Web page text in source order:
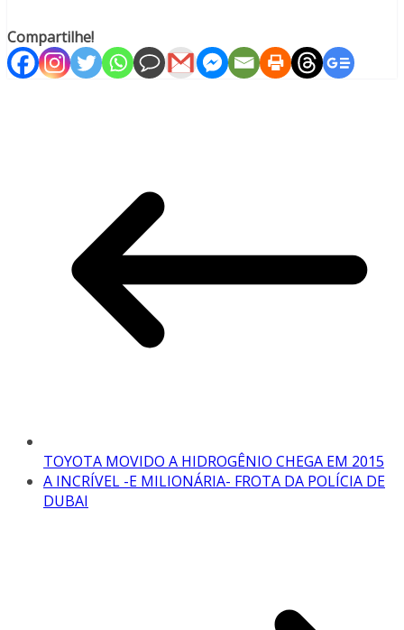
Compartilhe!
TOYOTA MOVIDO A HIDROGÊNIO CHEGA EM 2015
A INCRÍVEL -E MILIONÁRIA- FROTA DA POLÍCIA DE
DUBAI